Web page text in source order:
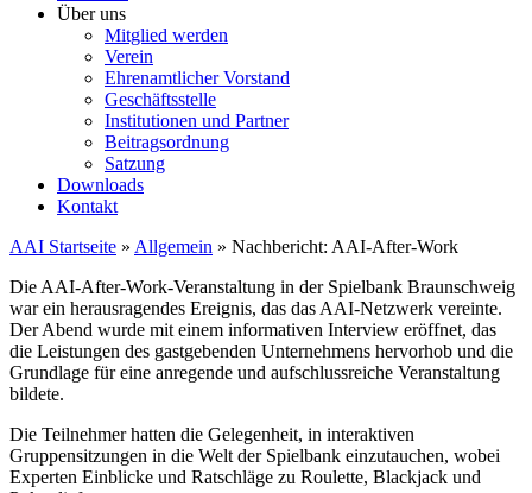
Über uns
Mitglied werden
Verein
Ehrenamtlicher Vorstand
Geschäftsstelle
Institutionen und Partner
Beitragsordnung
Satzung
Downloads
Kontakt
AAI Startseite » Allgemein » Nachbericht: AAI-After-Work
Die AAI-After-Work-Veranstaltung in der Spielbank Braunschweig
war ein herausragendes Ereignis, das das AAI-Netzwerk vereinte.
Der Abend wurde mit einem informativen Interview eröffnet, das
die Leistungen des gastgebenden Unternehmens hervorhob und die
Grundlage für eine anregende und aufschlussreiche Veranstaltung
bildete.
Die Teilnehmer hatten die Gelegenheit, in interaktiven
Gruppensitzungen in die Welt der Spielbank einzutauchen, wobei
Experten Einblicke und Ratschläge zu Roulette, Blackjack und